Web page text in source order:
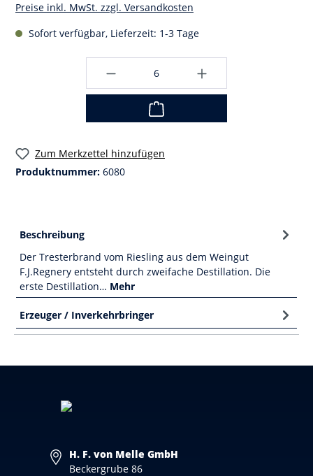
Preise inkl. MwSt. zzgl. Versandkosten
Sofort verfügbar, Lieferzeit: 1-3 Tage
Zum Merkzettel hinzufügen
Produktnummer: 6080
Beschreibung
Der Tresterbrand vom Riesling aus dem Weingut
F.J.Regnery entsteht durch zweifache Destillation. Die
erste Destillation… Mehr
Erzeuger / Inverkehrbringer
H. F. von Melle GmbH
Beckergrube 86